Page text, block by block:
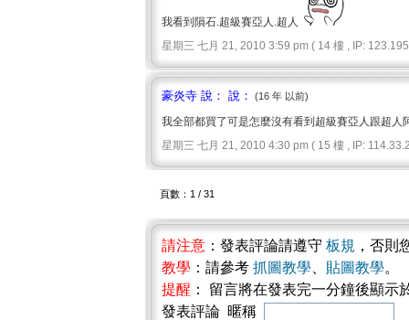
我看到隕石.超級賽亞人.超人
星期三 七月 21, 2010 3:59 pm ( 14 樓 , IP:
豪炎寺 說： 說： (16 年 以前)
我全部都買了可是怎麼沒有看到超級賽亞人跟超人
星期三 七月 21, 2010 4:30 pm ( 15 樓 , IP:
頁數：1 / 31
請注意 ：發表評論請遵守 板規 ，否則
教學 ：請參考 抓圖教學 貼圖教學。
提醒 ： 留言將在發表完一分鐘後顯
發表評論 暱稱